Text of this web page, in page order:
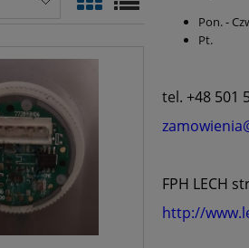
Pon. -
Pt. :
tel. +48 501
FPH LECH
http://